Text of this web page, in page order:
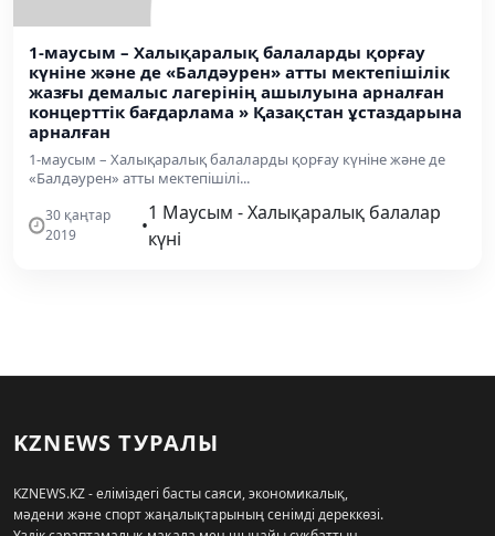
1-маусым – Халықаралық балаларды қорғау
күніне және де «Балдәурен» атты мектепішілік
жазғы демалыс лагерінің ашылуына арналған
концерттік бағдарлама » Қазақстан ұстаздарына
арналған
1-маусым – Халықаралық балаларды қорғау күніне және де
«Балдәурен» атты мектепішілі...
30 қаңтар
2019
•
1 Маусым - Халықаралық балалар
күні
KZNEWS ТУРАЛЫ
KZNEWS.KZ - еліміздегі басты саяси, экономикалық,
мәдени және спорт жаңалықтарының сенімді дереккөзі.